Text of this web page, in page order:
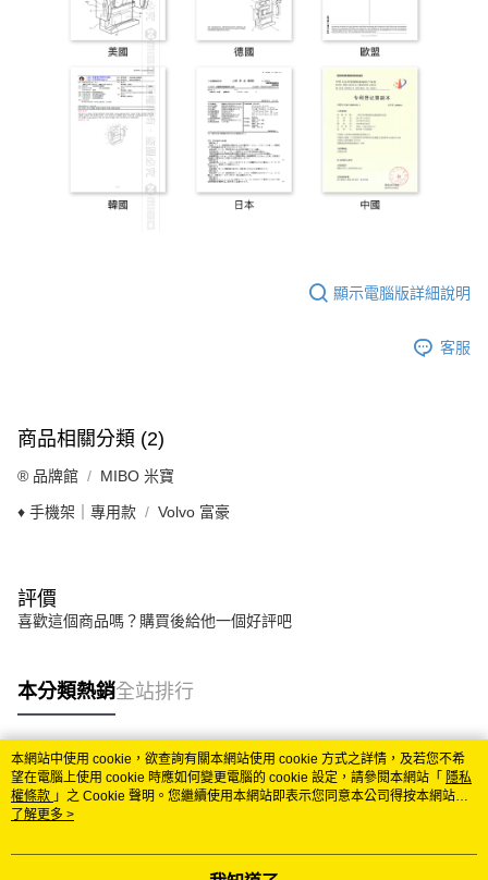
顯示電腦版詳細說明
客服
商品相關分類 (2)
®️ 品牌館 MIBO 米寶
♦️ 手機架｜專用款 Volvo 富豪
評價
喜歡這個商品嗎？購買後給他一個好評吧
本分類熱銷全站排行
熱門標籤
本網站中使用 cookie，欲查詢有關本網站使用 cookie 方式之詳情，及若您不希
望在電腦上使用 cookie 時應如何變更電腦的 cookie 設定，請參閱本網站「 隱私
權條款 」之 Cookie 聲明。您繼續使用本網站即表示您同意本公司得按本網站使
用條款之 Cookie 聲明使用 cookie。
了解更多 >